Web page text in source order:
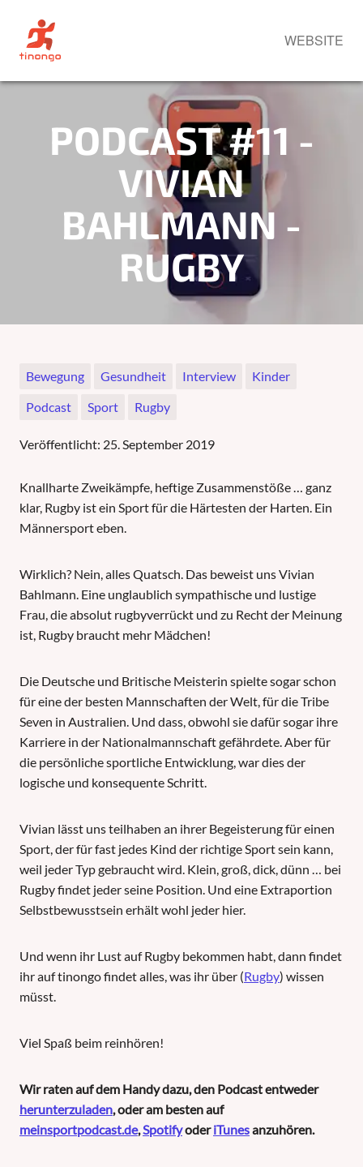
WEBSITE
PODCAST #11 -
VIVIAN
BAHLMANN -
RUGBY
Bewegung Gesundheit Interview
Kinder
Podcast
Sport Rugby
Veröffentlicht: 25. September 2019
Knallharte Zweikämpfe, heftige Zusammenstöße … ganz
klar, Rugby ist ein Sport für die Härtesten der Harten. Ein
Männersport eben.
Wirklich? Nein, alles Quatsch. Das beweist uns Vivian
Bahlmann. Eine unglaublich sympathische und lustige
Frau, die absolut rugbyverrückt und zu Recht der Meinung
ist, Rugby braucht mehr Mädchen!
Die Deutsche und Britische Meisterin spielte sogar schon
für eine der besten Mannschaften der Welt, für die Tribe
Seven in Australien. Und dass, obwohl sie dafür sogar ihre
Karriere in der Nationalmannschaft gefährdete. Aber für
die persönliche sportliche Entwicklung, war dies der
logische und konsequente Schritt.
Vivian lässt uns teilhaben an ihrer Begeisterung für einen
Sport, der für fast jedes Kind der richtige Sport sein kann,
weil jeder Typ gebraucht wird. Klein, groß, dick, dünn … bei
Rugby findet jeder seine Position. Und eine Extraportion
Selbstbewusstsein erhält wohl jeder hier.
Und wenn ihr Lust auf Rugby bekommen habt, dann findet
ihr auf tinongo findet alles, was ihr über (Rugby) wissen
müsst.
Viel Spaß beim reinhören!
Wir raten auf dem Handy dazu, den Podcast entweder
herunterzuladen, oder am besten auf
meinsportpodcast.de,SpotifyoderiTunesanzuhören.